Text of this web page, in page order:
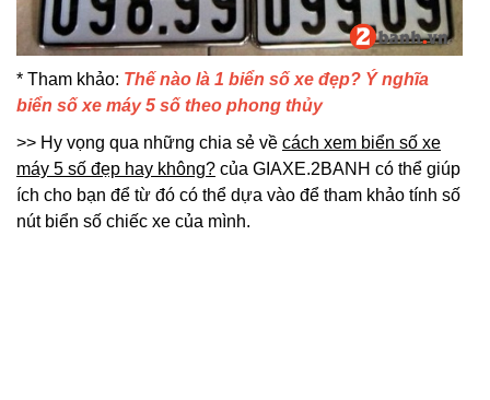
* Tham khảo: Thế nào là 1 biển số xe đẹp? Ý nghĩa
biển số xe máy 5 số theo phong thủy
>> Hy vọng qua những chia sẻ về cách xem biển số xe
máy 5 số đẹp hay không? của GIAXE.2BANH có thể giúp
ích cho bạn để từ đó có thể dựa vào để tham khảo tính số
nút biển số chiếc xe của mình.